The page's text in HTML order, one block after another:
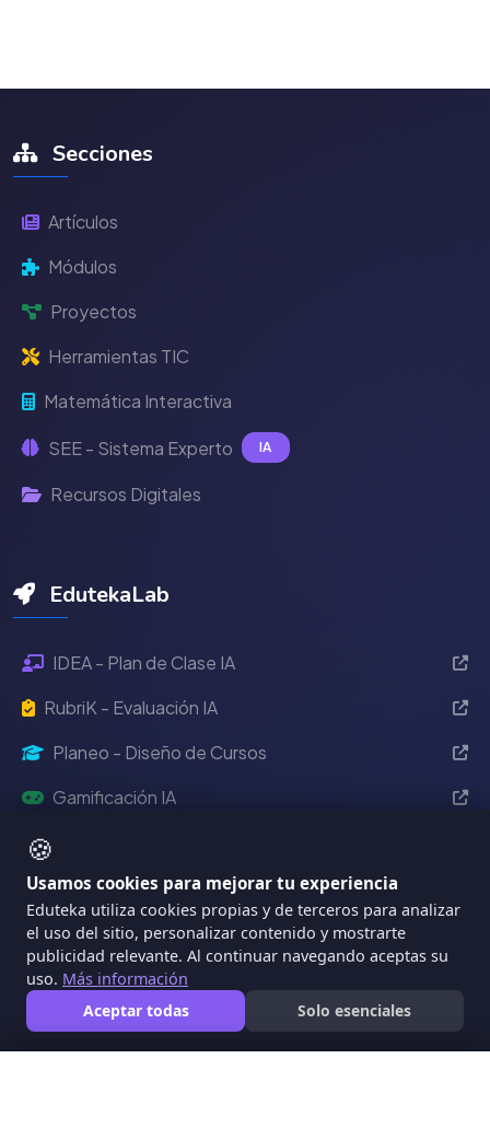
🍪
Usamos cookies para mejorar tu experiencia
Eduteka utiliza cookies propias y de terceros para analizar
el uso del sitio, personalizar contenido y mostrarte
publicidad relevante. Al continuar navegando aceptas su
uso. Más información
Aceptar todas
Solo esenciales
Secciones
Artículos
Módulos
Proyectos
Herramientas TIC
Matemática Interactiva
SEE - Sistema Experto IA
Recursos Digitales
EdutekaLab
IDEA - Plan de Clase IA
RubriK - Evaluación IA
Planeo - Diseño de Cursos
Gamificación IA
MÁTICA - Diagnóstico TIC
Eventos Eduteka
Eduteka 2024 Reciente
2022
2021